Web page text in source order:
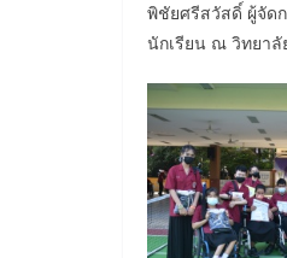
พิชัยศรีสวัสดิ์ ผู้จัด
นักเรียน ณ วิทยาลั